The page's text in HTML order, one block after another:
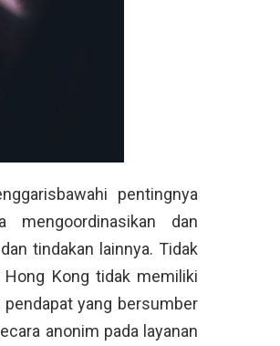
pentingnya
dan
tindakan lainnya. Tidak
Kong tidak memiliki
yang bersumber
anonim pada layanan